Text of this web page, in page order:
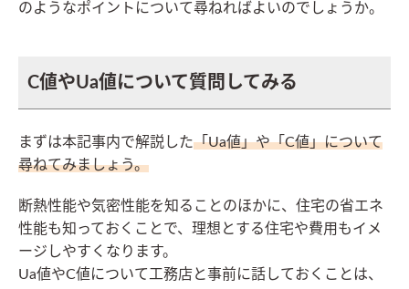
のようなポイントについて尋ねればよいのでしょうか。
C値やUa値について質問してみる
まずは本記事内で解説した「Ua値」や「C値」について
尋ねてみましょう。
断熱性能や気密性能を知ることのほかに、住宅の省エネ
性能も知っておくことで、理想とする住宅や費用もイメ
ージしやすくなります。
Ua値やC値について工務店と事前に話しておくことは、